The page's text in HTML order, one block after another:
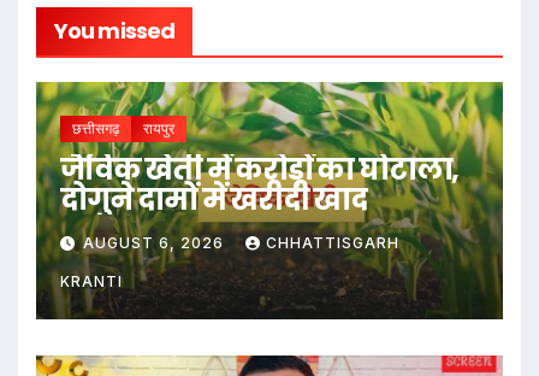
You missed
छत्तीसगढ़ रायपुर
जैविक खेती में करोड़ों का घोटाला,
दोगुने दामों में खरीदी खाद
AUGUST 6, 2026 CHHATTISGARH
KRANTI